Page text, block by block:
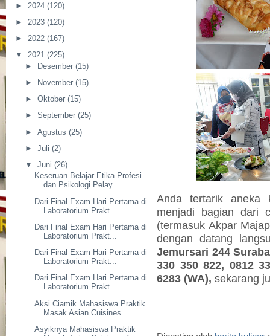
► 2024 (120)
► 2023 (120)
► 2022 (167)
▼ 2021 (225)
► Desember (15)
►
November (15)
► Oktober (15)
► September (25)
► Agustus (25)
► Juli (2)
▼ Juni (26)
Keseruan Belajar Etika Profesi
dan Psikologi Pelay...
Dari Final Exam Hari Pertama di
Laboratorium Prakt...
Dari Final Exam Hari Pertama di
Laboratorium Prakt...
Dari Final Exam Hari Pertama di
Laboratorium Prakt...
Dari Final Exam Hari Pertama di
Laboratorium Prakt...
Aksi Ciamik Mahasiswa Praktik
Masak Asian Cuisines...
Asyiknya Mahasiswa Praktik
Anda tertarik aneka
menjadi bagian dari
(termasuk Akpar
dengan datang
Jemursari 244
330 350 822, 0812
6283 (WA), sekarang